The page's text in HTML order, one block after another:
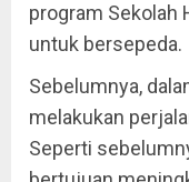
program Sekolah
untuk bersepeda.
Sebelumnya,
melakukan
Seperti